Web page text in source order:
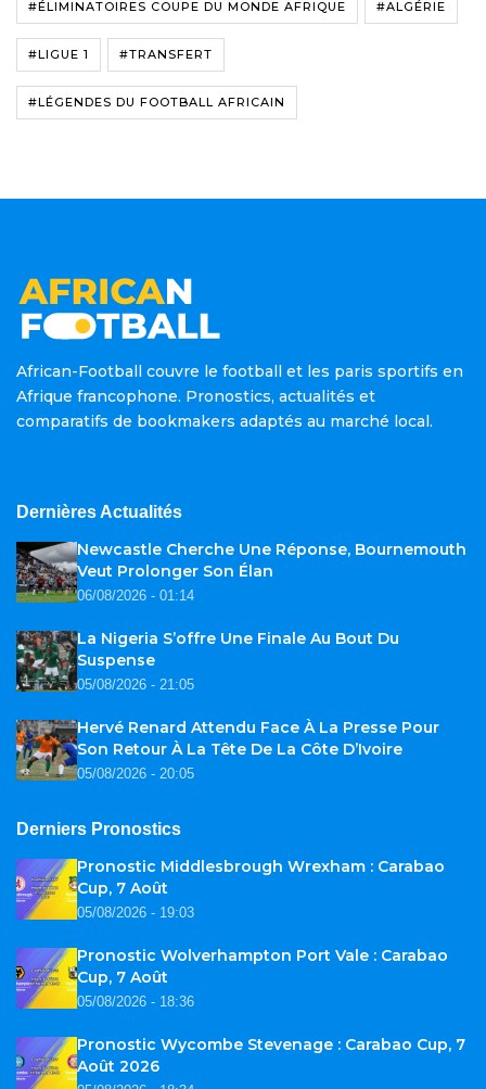
#ÉLIMINATOIRES COUPE DU MONDE AFRIQUE #ALGÉRIE
#LIGUE 1 #TRANSFERT
#LÉGENDES DU FOOTBALL AFRICAIN
African-Football couvre le football et les paris sportifs en
Afrique francophone. Pronostics, actualités et
comparatifs de bookmakers adaptés au marché local.
Dernières Actualités
Newcastle Cherche Une Réponse, Bournemouth
Veut Prolonger Son Élan
06/08/2026 - 01:14
La Nigeria S’offre Une Finale Au Bout Du
Suspense
05/08/2026 - 21:05
Hervé Renard Attendu Face À La Presse Pour
Son Retour À La Tête De La Côte D’Ivoire
05/08/2026 - 20:05
Derniers Pronostics
Pronostic Middlesbrough Wrexham : Carabao
Cup, 7 Août
05/08/2026 - 19:03
Pronostic Wolverhampton Port Vale : Carabao
Cup, 7 Août
05/08/2026 - 18:36
Pronostic Wycombe Stevenage : Carabao Cup, 7
Août 2026